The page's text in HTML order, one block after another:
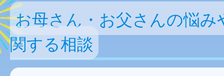
お母さん・お父さんの悩み
関する相談